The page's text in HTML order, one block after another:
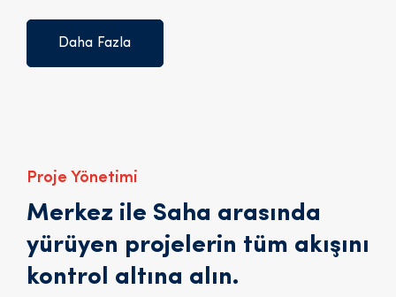
Daha Fazla
Proje Yönetimi
Merkez ile Saha arasında
yürüyen projelerin tüm akışını
kontrol altına alın.